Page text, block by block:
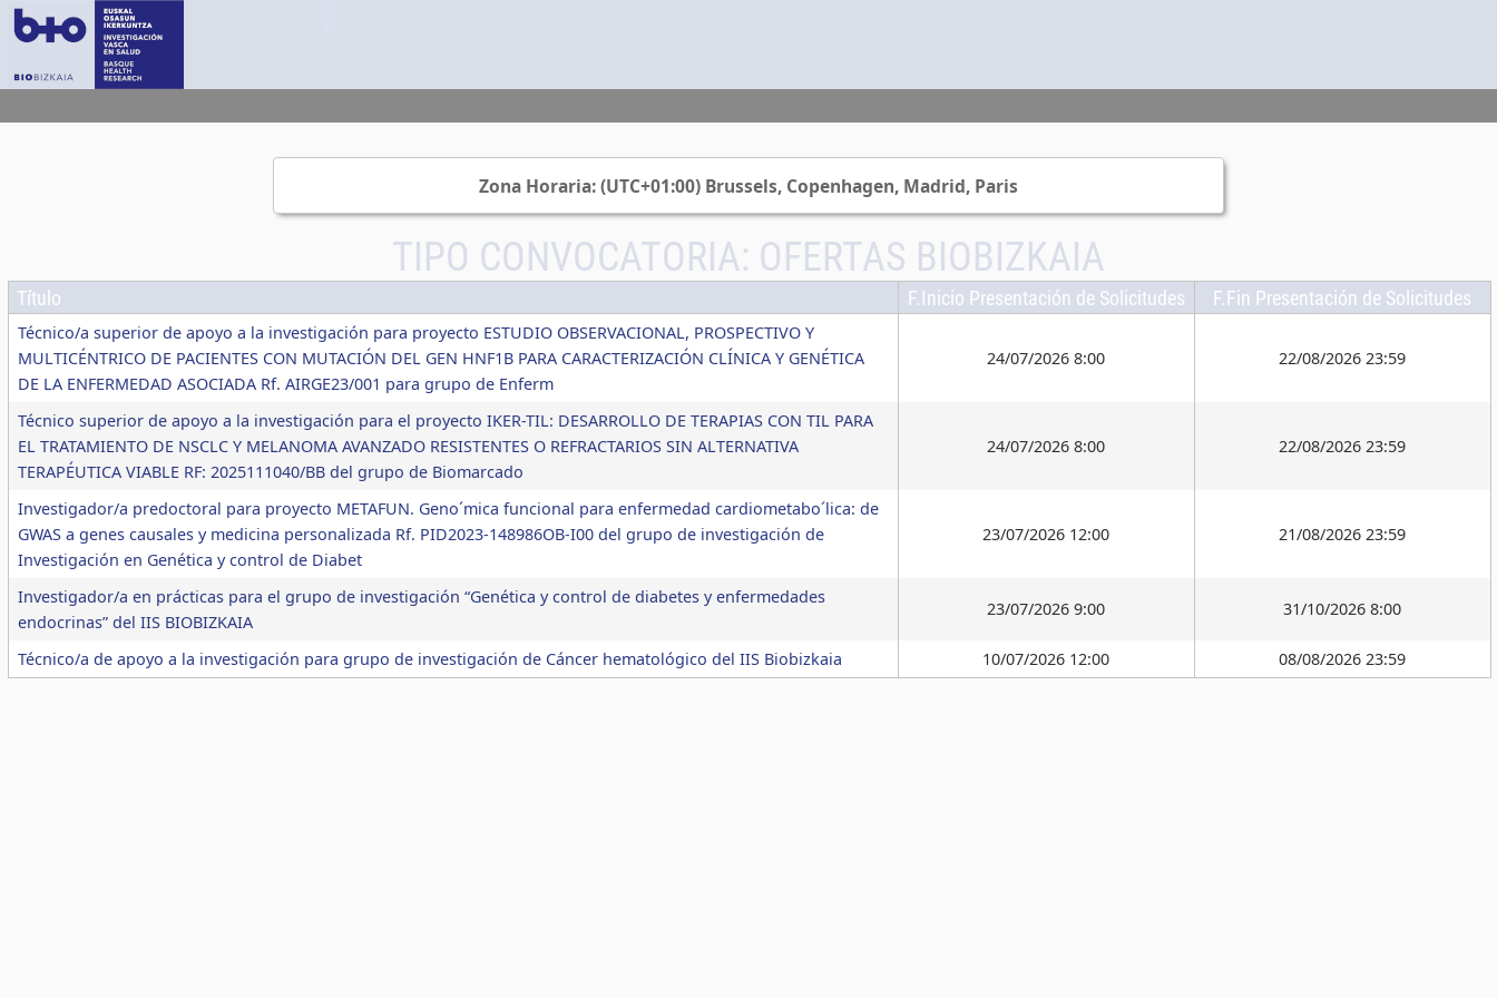
Zona Horaria: (UTC+01:00) Brussels, Copenhagen, Madrid, Paris
TIPO CONVOCATORIA: OFERTAS BIOBIZKAIA
Título F.Inicio Presentación de Solicitudes F.Fin Presentación de Solicitudes
Técnico/a superior de apoyo a la investigación para proyecto ESTUDIO OBSERVACIONAL, PROSPECTIVO Y
MULTICÉNTRICO DE PACIENTES CON MUTACIÓN DEL GEN HNF1B PARA CARACTERIZACIÓN CLÍNICA Y GENÉTICA
DE LA ENFERMEDAD ASOCIADA Rf. AIRGE23/001 para grupo de Enferm
24/07/2026 8:00 22/08/2026 23:59
Técnico superior de apoyo a la investigación para el proyecto IKER-TIL: DESARROLLO DE TERAPIAS CON TIL PARA
EL TRATAMIENTO DE NSCLC Y MELANOMA AVANZADO RESISTENTES O REFRACTARIOS SIN ALTERNATIVA
TERAPÉUTICA VIABLE RF: 2025111040/BB del grupo de Biomarcado
24/07/2026 8:00 22/08/2026 23:59
Investigador/a predoctoral para proyecto METAFUN. Geno´mica funcional para enfermedad cardiometabo´lica: de
GWAS a genes causales y medicina personalizada Rf. PID2023-148986OB-I00 del grupo de investigación de
Investigación en Genética y control de Diabet
23/07/2026 12:00 21/08/2026 23:59
Investigador/a en prácticas para el grupo de investigación “Genética y control de diabetes y enfermedades
endocrinas” del IIS BIOBIZKAIA
23/07/2026 9:00 31/10/2026 8:00
Técnico/a de apoyo a la investigación para grupo de investigación de Cáncer hematológico del IIS Biobizkaia 10/07/2026 12:00 08/08/2026 23:59